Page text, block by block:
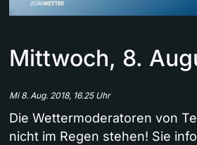
Mittwoch, 8.
Mi 8. Aug. 2018, 16.25 Uhr
Die Wettermoderatoren von
nicht im Regen stehen! Sie